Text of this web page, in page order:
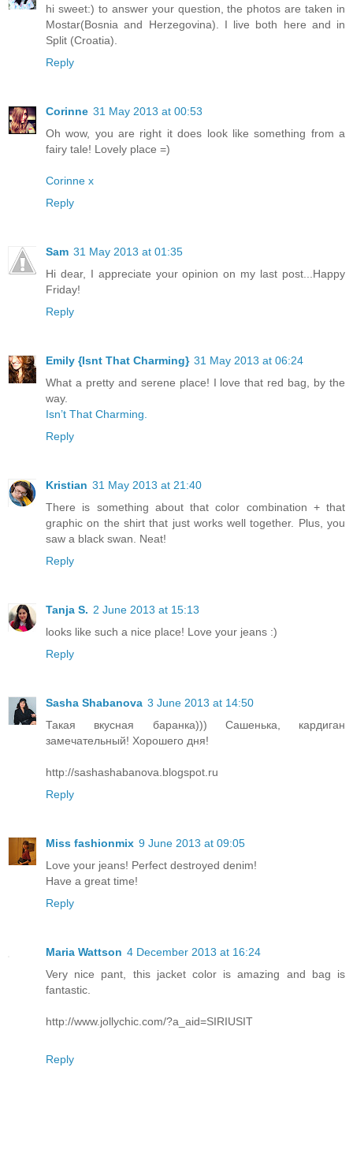
hi sweet:) to answer your question, the photos are taken in
Mostar(Bosnia and Herzegovina). I live both here and in
Split (Croatia).
Reply
Corinne 31 May 2013 at 00:53
Oh wow, you are right it does look like something from a
fairy tale! Lovely place =)
Corinne x
Reply
Sam 31 May 2013 at 01:35
Hi dear, I appreciate your opinion on my last post...Happy
Friday!
Reply
Emily {Isnt That Charming} 31 May 2013 at 06:24
What a pretty and serene place! I love that red bag, by the
way.
Isn’t That Charming.
Reply
Kristian 31 May 2013 at 21:40
There is something about that color combination + that
graphic on the shirt that just works well together. Plus, you
saw a black swan. Neat!
Reply
Tanja S. 2 June 2013 at 15:13
looks like such a nice place! Love your jeans :)
Reply
Sasha Shabanova 3 June 2013 at 14:50
Такая вкусная баранка))) Сашенька, кардиган
замечательный! Хорошего дня!
http://sashashabanova.blogspot.ru
Reply
Miss fashionmix 9 June 2013 at 09:05
Love your jeans! Perfect destroyed denim!
Have a great time!
Reply
Maria Wattson 4 December 2013 at 16:24
Very nice pant, this jacket color is amazing and bag is
fantastic.
http://www.jollychic.com/?a_aid=SIRIUSIT
Reply